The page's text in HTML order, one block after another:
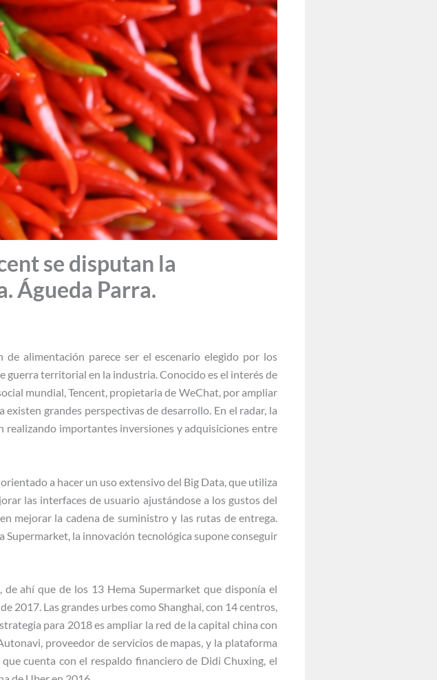
se disputan la
Águeda Parra.
alimentación parece ser el escenario elegido por los
guerra territorial en la industria. Conocido es el interés de
mundial, Tencent, propietaria de WeChat, por ampliar
grandes perspectivas de desarrollo. En el radar, la
importantes inversiones y adquisiciones entre
a hacer un uso extensivo del Big Data, que utiliza
las interfaces de usuario ajustándose a los gustos del
mejorar la cadena de suministro y las rutas de entrega.
Supermarket, la innovación tecnológica supone conseguir
ahí que de los 13 Hema Supermarket que disponía el
2017. Las grandes urbes como Shanghai, con 14 centros,
para 2018 es ampliar la red de la capital china con
proveedor de servicios de mapas, y la plataforma
cuenta con el respaldo financiero de Didi Chuxing, el